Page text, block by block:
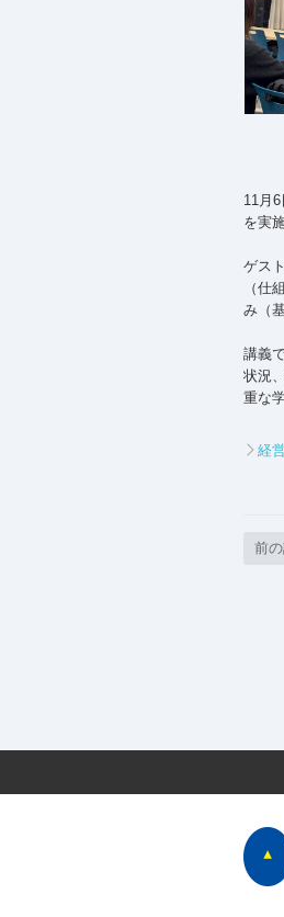
11月
を実
ゲス
（仕
み（
講義
状況
重な
経
前